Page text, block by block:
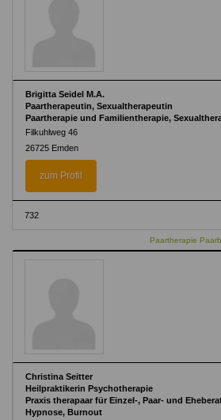
Brigitta Seidel M.A.
Paartherapeutin, Sexualtherapeutin
Paartherapie und Familientherapie,
Filkuhlweg 46
26725 Emden
zum Profil
732
Paartherapie
Christina Seitter
Heilpraktikerin Psychotherapie
Praxis therapaar für Einzel-, Paar- und
Hypnose, Burnout